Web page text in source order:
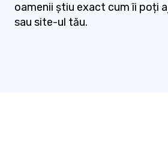
oamenii știu exact cum îi poți
sau site-ul tău.